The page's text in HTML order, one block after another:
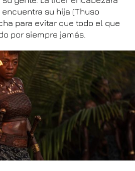
su hija (Thuso
para evitar que todo el que
por siempre jamás.